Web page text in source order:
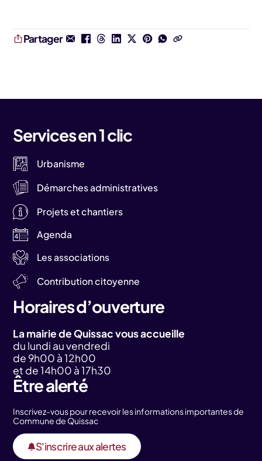
Partager
Services en 1 clic
Urbanisme
Démarches administratives
Projets et chantiers
Agenda
Les associations
Contribution citoyenne
Horaires d’ouverture
La mairie de Quissac vous accueille
du lundi au vendredi
de 9h00 à 12h00
et de 14h00 à 17h30
Être alerté
Inscrivez-vous pour recevoir les informations importantes de
Commune de Quissac
S'inscrire aux alertes